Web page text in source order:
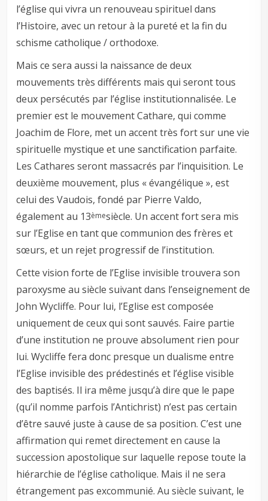
l’église qui vivra un renouveau spirituel dans
l’Histoire, avec un retour à la pureté et la fin du
schisme catholique / orthodoxe.
Mais ce sera aussi la naissance de deux
mouvements très différents mais qui seront tous
deux persécutés par l’église institutionnalisée. Le
premier est le mouvement Cathare, qui comme
Joachim de Flore, met un accent très fort sur une vie
spirituelle mystique et une sanctification parfaite.
Les Cathares seront massacrés par l’inquisition. Le
deuxième mouvement, plus « évangélique », est
celui des Vaudois, fondé par Pierre Valdo,
également au 13èmesiècle. Un accent fort sera mis
sur l’Eglise en tant que communion des frères et
sœurs, et un rejet progressif de l’institution.
Cette vision forte de l’Eglise invisible trouvera son
paroxysme au siècle suivant dans l’enseignement de
John Wycliffe. Pour lui, l’Eglise est composée
uniquement de ceux qui sont sauvés. Faire partie
d’une institution ne prouve absolument rien pour
lui. Wycliffe fera donc presque un dualisme entre
l’Eglise invisible des prédestinés et l’église visible
des baptisés. Il ira même jusqu’à dire que le pape
(qu’il nomme parfois l’Antichrist) n’est pas certain
d’être sauvé juste à cause de sa position. C’est une
affirmation qui remet directement en cause la
succession apostolique sur laquelle repose toute la
hiérarchie de l’église catholique. Mais il ne sera
étrangement pas excommunié. Au siècle suivant, le